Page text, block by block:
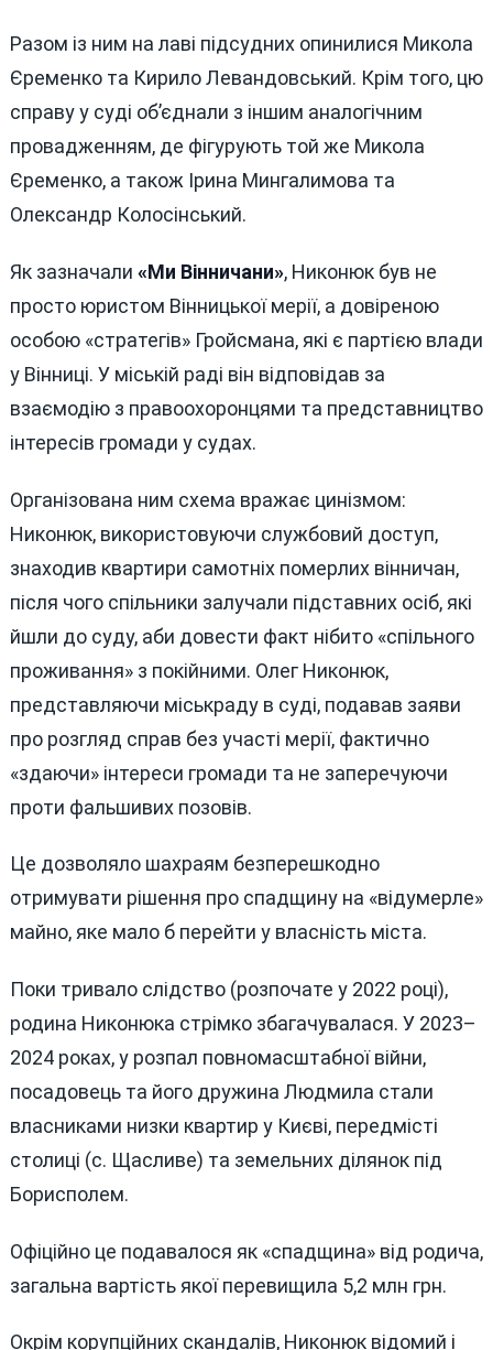
Разом із ним на лаві підсудних опинилися Микола
Єременко та Кирило Левандовський. Крім того, цю
справу у суді об’єднали з іншим аналогічним
провадженням, де фігурують той же Микола
Єременко, а також Ірина Мингалимова та
Олександр Колосінський.
Як зазначали «Ми Вінничани», Никонюк був не
просто юристом Вінницької мерії, а довіреною
особою «стратегів» Гройсмана, які є партією влади
у Вінниці. У міській раді він відповідав за
взаємодію з правоохоронцями та представництво
інтересів громади у судах.
Організована ним схема вражає цинізмом:
Никонюк, використовуючи службовий доступ,
знаходив квартири самотніх померлих вінничан,
після чого спільники залучали підставних осіб, які
йшли до суду, аби довести факт нібито «спільного
проживання» з покійними. Олег Никонюк,
представляючи міськраду в суді, подавав заяви
про розгляд справ без участі мерії, фактично
«здаючи» інтереси громади та не заперечуючи
проти фальшивих позовів.
Це дозволяло шахраям безперешкодно
отримувати рішення про спадщину на «відумерле»
майно, яке мало б перейти у власність міста.
Поки тривало слідство (розпочате у 2022 році),
родина Никонюка стрімко збагачувалася. У 2023–
2024 роках, у розпал повномасштабної війни,
посадовець та його дружина Людмила стали
власниками низки квартир у Києві, передмісті
столиці (с. Щасливе) та земельних ділянок під
Борисполем.
Офіційно це подавалося як «спадщина» від родича,
загальна вартість якої перевищила 5,2 млн грн.
Окрім корупційних скандалів, Никонюк відомий і